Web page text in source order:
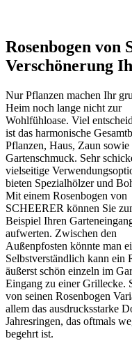
Rosenbogen
Verschönerung
Nur Pflanzen machen Ihr
Heim noch lange nicht zur
Wohlfühloase. Viel
ist das harmonische
Pflanzen, Haus, Zaun sowie
Gartenschmuck. Sehr
vielseitige
bieten Spezialhölzer und
Mit einem Rosenbogen von
SCHEERER können Sie
Beispiel Ihren
aufwerten. Zwischen den
Außenpfosten könnte man
Selbstverständlich kann ein
äußerst schön einzeln im
Eingang zu einer Grillecke.
von seinen Rosenbogen
allem das ausdrucksstarke
Jahresringen, das oftmals
begehrt ist.